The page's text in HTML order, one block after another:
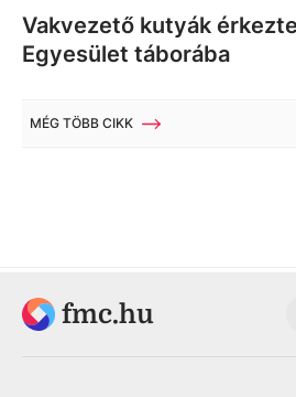
Vakvezető kutyák
Egyesület táborába
MÉG TÖBB CIKK
fmc.hu